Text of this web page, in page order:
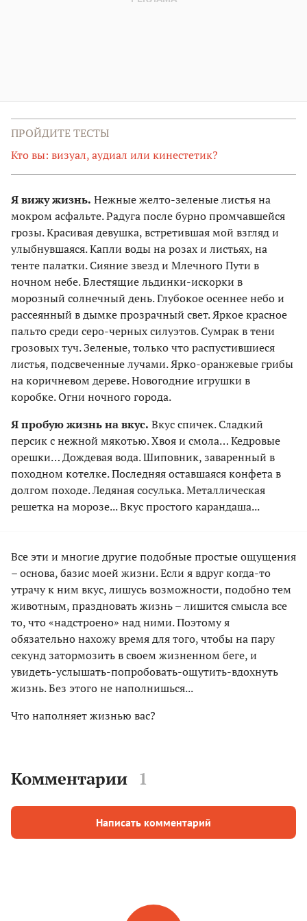
ПРОЙДИТЕ ТЕСТЫ
Кто вы: визуал, аудиал или кинестетик?
Я вижу жизнь. Нежные желто-зеленые листья на
мокром асфальте. Радуга после бурно промчавшейся
грозы. Красивая девушка, встретившая мой взгляд и
улыбнувшаяся. Капли воды на розах и листьях, на
тенте палатки. Сияние звезд и Млечного Пути в
ночном небе. Блестящие льдинки-искорки в
морозный солнечный день. Глубокое осеннее небо и
рассеянный в дымке прозрачный свет. Яркое красное
пальто среди серо-черных силуэтов. Сумрак в тени
грозовых туч. Зеленые, только что распустившиеся
листья, подсвеченные лучами. Ярко-оранжевые грибы
на коричневом дереве. Новогодние игрушки в
коробке. Огни ночного города.
Я пробую жизнь на вкус. Вкус спичек. Сладкий
персик с нежной мякотью. Хвоя и смола… Кедровые
орешки… Дождевая вода. Шиповник, заваренный в
походном котелке. Последняя оставшаяся конфета в
долгом походе. Ледяная сосулька. Металлическая
решетка на морозе... Вкус простого карандаша...
Все эти и многие другие подобные простые ощущения
– основа, базис моей жизни. Если я вдруг когда-то
утрачу к ним вкус, лишусь возможности, подобно тем
животным, праздновать жизнь – лишится смысла все
то, что «надстроено» над ними. Поэтому я
обязательно нахожу время для того, чтобы на пару
секунд затормозить в своем жизненном беге, и
увидеть-услышать-попробовать-ощутить-вдохнуть
жизнь. Без этого не наполнишься...
Что наполняет жизнью вас?
Комментарии 1
Написать комментарий